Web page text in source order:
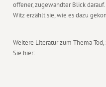
offener, zugewandter Blick
Witz erzählt sie, wie es dazu
Weitere Literatur zum Thema
Sie hier: